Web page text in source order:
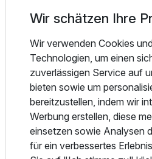
Ausstattung
Der Tag beginnt entspannt mit
Frühstück, das je nach Wunsch
Service oder to go angeboten
Frühstückstisch stehen dabei
Mittelpunkt: fränkische Wurst-
frische Brötchen, Käse, Joghurt,
Ergänzt wird das Angebot
Eierspeisen sowie eine
Teespezialitäten, die ganztägig
Wir schätzen Ihre
Wir verwenden Cookies
Technologien, um einen
zuverlässigen Service auf
bieten sowie um
bereitzustellen, indem wir
Werbung erstellen, diese
einsetzen sowie Analysen
für ein verbessertes